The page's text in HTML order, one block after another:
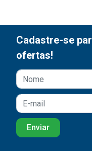
Cadastre-se
ofertas!